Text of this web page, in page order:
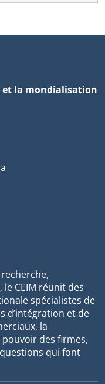
et la mondialisation
le CEIM réunit des
spécialistes de
d’intégration et de
la
des firmes,
qui font